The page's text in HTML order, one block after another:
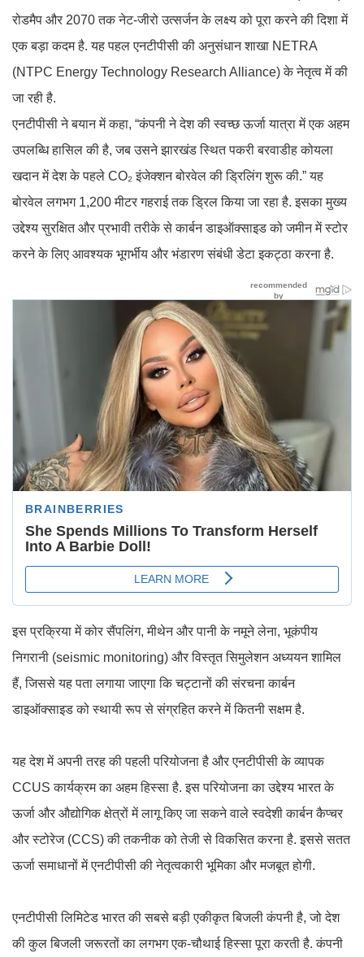
रोडमैप और 2070 तक नेट-जीरो उत्सर्जन के लक्ष्य को पूरा करने की दिशा में
एक बड़ा कदम है. यह पहल एनटीपीसी की अनुसंधान शाखा NETRA
(NTPC Energy Technology Research Alliance) के नेतृत्व में की
जा रही है.
एनटीपीसी ने बयान में कहा, “कंपनी ने देश की स्वच्छ ऊर्जा यात्रा में एक अहम
उपलब्धि हासिल की है, जब उसने झारखंड स्थित पकरी बरवाडीह कोयला
खदान में देश के पहले CO₂ इंजेक्शन बोरवेल की ड्रिलिंग शुरू की.” यह
बोरवेल लगभग 1,200 मीटर गहराई तक ड्रिल किया जा रहा है. इसका मुख्य
उद्देश्य सुरक्षित और प्रभावी तरीके से कार्बन डाइऑक्साइड को जमीन में स्टोर
करने के लिए आवश्यक भूगर्भीय और भंडारण संबंधी डेटा इकट्ठा करना है.
इस प्रक्रिया में कोर सैंपलिंग, मीथेन और पानी के नमूने लेना, भूकंपीय
निगरानी (seismic monitoring) और विस्तृत सिमुलेशन अध्ययन शामिल
हैं, जिससे यह पता लगाया जाएगा कि चट्टानों की संरचना कार्बन
डाइऑक्साइड को स्थायी रूप से संग्रहित करने में कितनी सक्षम है.
यह देश में अपनी तरह की पहली परियोजना है और एनटीपीसी के व्यापक
CCUS कार्यक्रम का अहम हिस्सा है. इस परियोजना का उद्देश्य भारत के
ऊर्जा और औद्योगिक क्षेत्रों में लागू किए जा सकने वाले स्वदेशी कार्बन कैप्चर
और स्टोरेज (CCS) की तकनीक को तेजी से विकसित करना है. इससे सतत
ऊर्जा समाधानों में एनटीपीसी की नेतृत्वकारी भूमिका और मजबूत होगी.
एनटीपीसी लिमिटेड भारत की सबसे बड़ी एकीकृत बिजली कंपनी है, जो देश
की कुल बिजली जरूरतों का लगभग एक-चौथाई हिस्सा पूरा करती है. कंपनी